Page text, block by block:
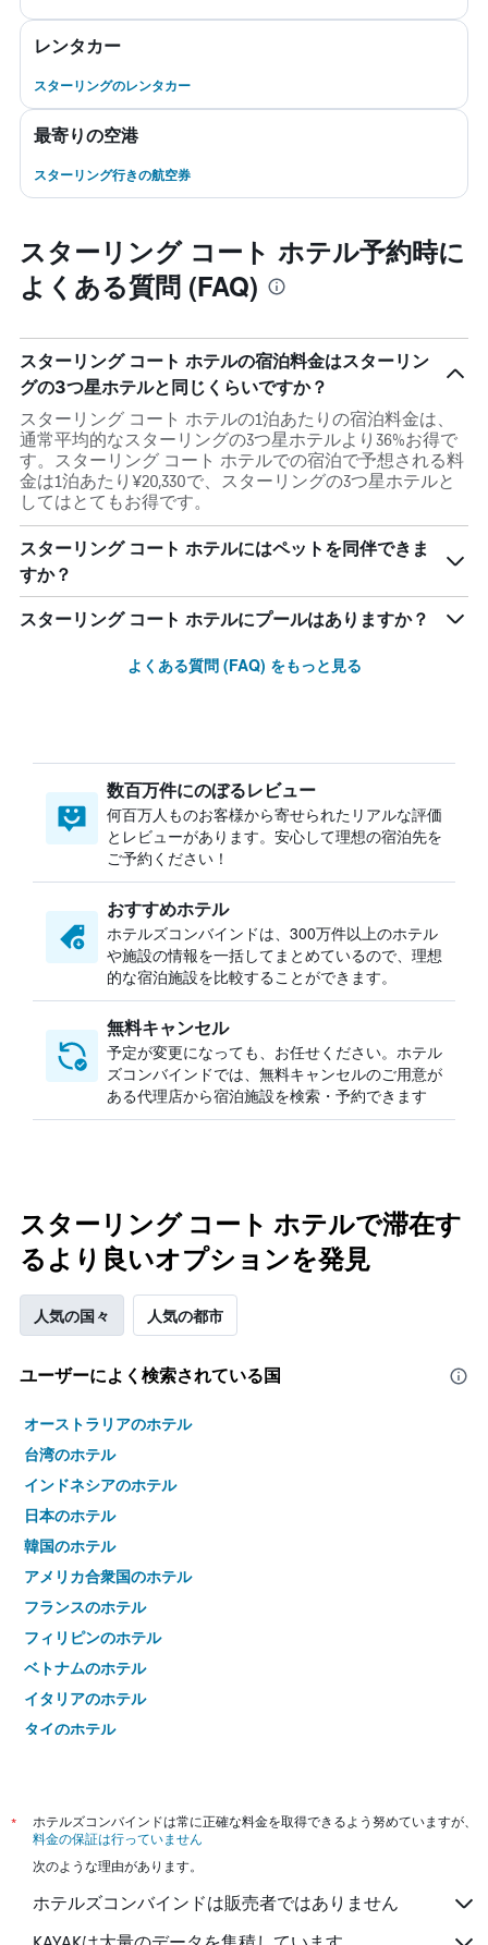
レンタカー
スターリングのレンタカー
最寄りの空港
スターリング行きの航空券
スターリング コート ホテル予約時に
よくある質問 (FAQ)
スターリング コート ホテルの宿泊料金はスターリン
グの3つ星ホテルと同じくらいですか？
スターリング コート ホテルの1泊あたりの宿泊料金は、
通常平均的なスターリングの3つ星ホテルより36%お得で
す。スターリング コート ホテルでの宿泊で予想される料
金は1泊あたり¥20,330で、スターリングの3つ星ホテルと
してはとてもお得です。
スターリング コート ホテルにはペットを同伴できま
すか？
スターリング コート ホテルにプールはありますか？
よくある質問 (FAQ) をもっと見る
数百万件にのぼるレビュー
何百万人ものお客様から寄せられたリアルな評価
とレビューがあります。安心して理想の宿泊先を
ご予約ください！
おすすめホテル
ホテルズコンバインドは、300万件以上のホテル
や施設の情報を一括してまとめているので、理想
的な宿泊施設を比較することができます。
無料キャンセル
予定が変更になっても、お任せください。ホテル
ズコンバインドでは、無料キャンセルのご用意が
ある代理店から宿泊施設を検索・予約できます
スターリング コート ホテルで滞在す
るより良いオプションを発見
人気の国々 人気の都市
ユーザーによく検索されている国
オーストラリアのホテル
台湾のホテル
インドネシアのホテル
日本のホテル
韓国のホテル
アメリカ合衆国のホテル
フランスのホテル
フィリピンのホテル
ベトナムのホテル
イタリアのホテル
タイのホテル
*
ホテルズコンバインドは常に正確な料金を取得できるよう努めていますが、
料金の保証は行っていません
次のような理由があります。
ホテルズコンバインドは販売者ではありません